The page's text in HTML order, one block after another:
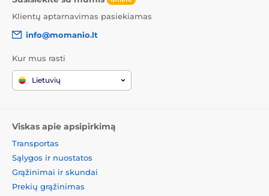
Klientų aptarnavimas pasiekiamas
info@momanio.lt
Kur mus rasti
Lietuvių
Viskas apie apsipirkimą
Transportas
Sąlygos ir nuostatos
Grąžinimai ir skundai
Prekių grąžinimas